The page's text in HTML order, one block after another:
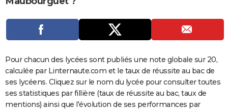
Dictionnaire
Biographies
Expressions
Proverbes
PROGRAMME TV
COPAINS D'AVANT
S'inscrire
Se connecter
Lycées
Collèges
Primaires
Universités
Entreprises
Service militaire
Avis de recherche
AVIS DE DÉCÈS
FORUM
Pour chacun des lycées sont publiés une note globale sur 20,
calculée par Linternaute.com et le taux de réussite au bac de
ses lycéens. Cliquez sur le nom du lycée pour consulter toutes
ses statistiques par fillière (taux de réussite au bac, taux de
mentions) ainsi que l'évolution de ses performances par